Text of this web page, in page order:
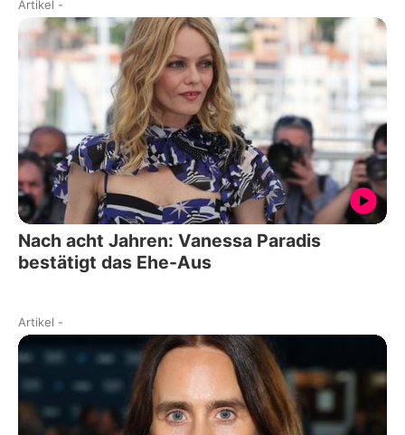
Artikel -
Nach acht Jahren: Vanessa Paradis
bestätigt das Ehe-Aus
Artikel -